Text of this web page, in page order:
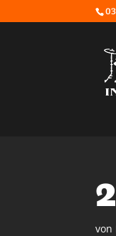
von